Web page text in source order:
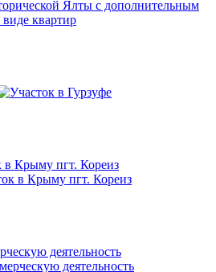
в Крыму пгт. Кореиз
деятельность